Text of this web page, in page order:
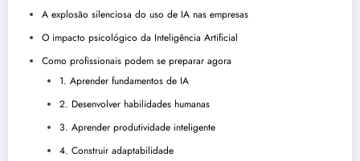
A explosão silenciosa do uso de IA nas empresas
O impacto psicológico da Inteligência Artificial
Como profissionais podem se preparar agora
1. Aprender fundamentos de IA
2. Desenvolver habilidades humanas
3. Aprender produtividade inteligente
4. Construir adaptabilidade